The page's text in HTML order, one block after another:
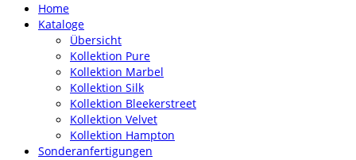
Home
Kataloge
Übersicht
Kollektion Pure
Kollektion Marbel
Kollektion Silk
Kollektion Bleekerstreet
Kollektion Velvet
Kollektion Hampton
Sonderanfertigungen